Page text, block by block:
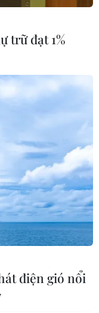
trữ đạt 1%
điện gió nổi